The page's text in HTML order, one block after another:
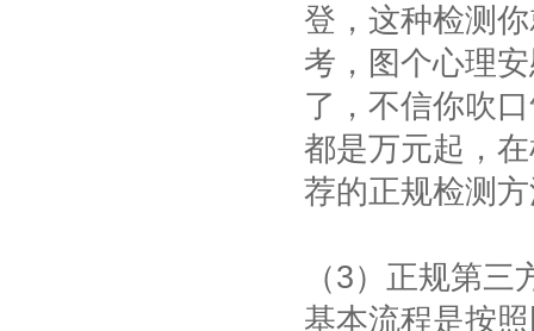
登，这种检测
考，图个心理
了，不信你吹
都是万元起，
荐的正规检测
（3）正规第
基本流程是按